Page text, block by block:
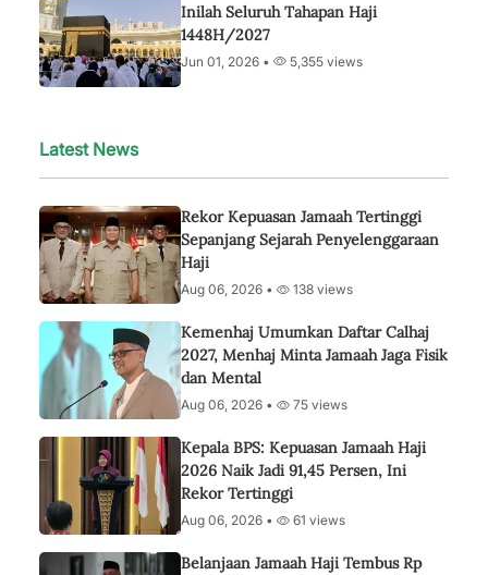
Inilah Seluruh Tahapan Haji
1448H/2027
Jun 01, 2026 • 5,355 views
Latest News
Rekor Kepuasan Jamaah Tertinggi
Sepanjang Sejarah Penyelenggaraan
Haji
Aug 06, 2026 • 138 views
Kemenhaj Umumkan Daftar Calhaj
2027, Menhaj Minta Jamaah Jaga Fisik
dan Mental
Aug 06, 2026 • 75 views
Kepala BPS: Kepuasan Jamaah Haji
2026 Naik Jadi 91,45 Persen, Ini
Rekor Tertinggi
Aug 06, 2026 • 61 views
Belanjaan Jamaah Haji Tembus Rp